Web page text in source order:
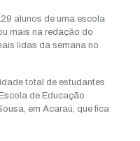
alunos de uma escola
mais na redação do
lidas da semana no
total de estudantes
de Educação
em Acaraú, que fica